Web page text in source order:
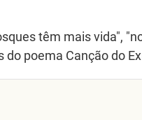
têm mais vida",
poema Canção do